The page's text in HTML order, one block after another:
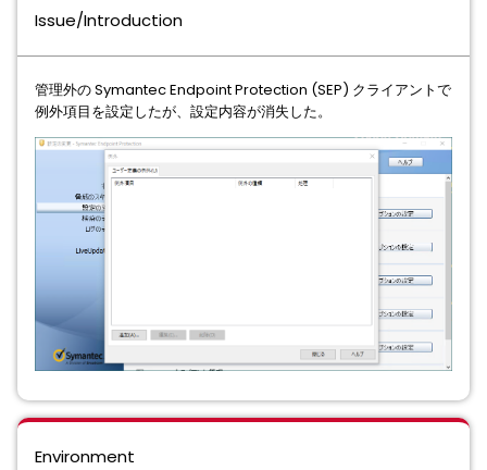
Issue/Introduction
管理外の Symantec Endpoint Protection (SEP) クライアントで
例外項目を設定したが、設定内容が消失した。
Environment